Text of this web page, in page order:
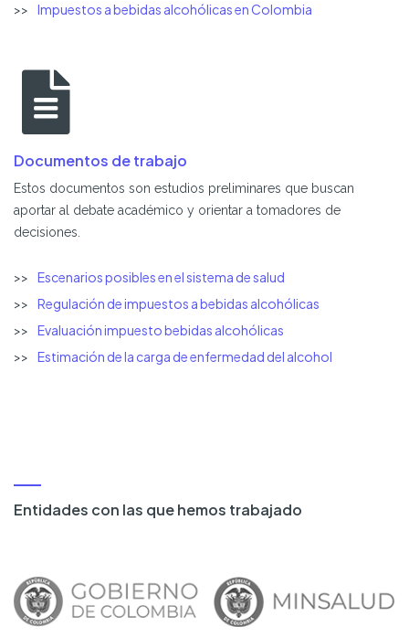
Impuestos a bebidas alcohólicas en Colombia
Documentos de trabajo
Estos documentos son estudios preliminares que buscan
aportar al debate académico y orientar a tomadores de
decisiones.
Escenarios posibles en el sistema de salud
Regulación de impuestos a bebidas alcohólicas
Evaluación impuesto bebidas alcohólicas
Estimación de la carga de enfermedad del alcohol
Entidades con las que hemos trabajado